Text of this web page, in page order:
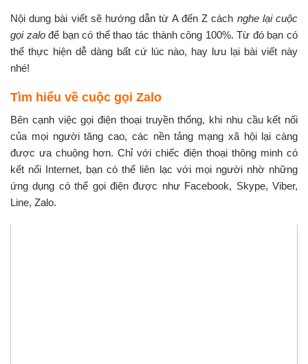
Nội dung bài viết sẽ hướng dẫn từ A đến Z cách nghe lại cuộc
gọi zalođể bạn có thể thao tác thành công 100%. Từ đó bạn có
thể thực hiện dễ dàng bất cứ lúc nào, hay lưu lại bài viết này
nhé!
Tìm hiểu về cuộc gọi Zalo
Bên cạnh việc gọi điện thoại truyền thống, khi nhu cầu kết nối
của mọi người tăng cao, các nền tảng mạng xã hội lại càng
được ưa chuộng hơn. Chỉ với chiếc điện thoại thông minh có
kết nối Internet, bạn có thể liên lạc với mọi người nhờ những
ứng dụng có thể gọi điện được như Facebook, Skype, Viber,
Line, Zalo.